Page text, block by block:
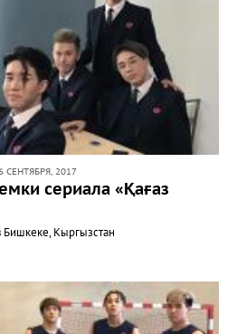
СЕНТЯБРЯ, 2017
сериала «Қағаз
Кыргызстан